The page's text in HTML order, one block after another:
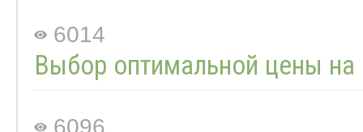
6014
Выбор оптимальной цены на
6096